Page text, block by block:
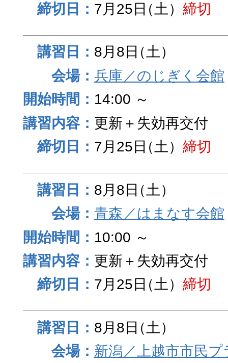
7月25日（土） 締切
8月8日（土）
兵庫／のじぎく会館
14:00 ～
更新＋失効再交付
7月25日（土） 締切
8月8日（土）
青森／はまなす会館
10:00 ～
更新＋失効再交付
7月25日（土） 締切
8月8日（土）
新潟／上越市市民プ